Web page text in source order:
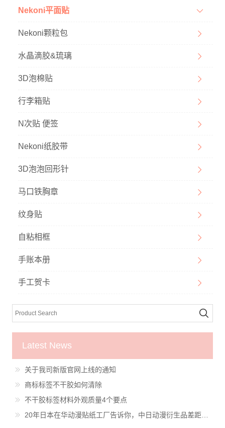
Nekoni平面贴
Nekoni颗粒包
水晶滴胶&琉璃
3D泡棉贴
行李箱贴
N次贴 便签
Nekoni纸胶带
3D泡泡回形针
马口铁胸章
纹身贴
自粘相框
手账本册
手工贺卡
Latest News
关于我司新版官网上线的通知
商标标签不干胶如何清除
不干胶标签材料外观质量4个要点